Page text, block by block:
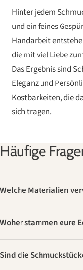
Hinter jedem
und ein feines
Handarbeit
die mit viel Liebe
Das Ergebnis sind
Eleganz und
Kostbarkeiten, die
sich tragen.
Häufige
Welche Materialien
Woher stammen eure
Sind die